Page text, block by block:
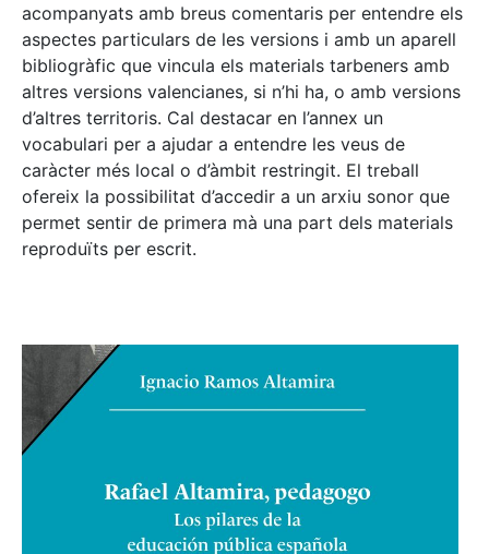
acompanyats amb breus comentaris per entendre els
aspectes particulars de les versions i amb un aparell
bibliogràfic que vincula els materials tarbeners amb
altres versions valencianes, si n’hi ha, o amb versions
d’altres territoris. Cal destacar en l’annex un
vocabulari per a ajudar a entendre les veus de
caràcter més local o d’àmbit restringit. El treball
ofereix la possibilitat d’accedir a un arxiu sonor que
permet sentir de primera mà una part dels materials
reproduïts per escrit.